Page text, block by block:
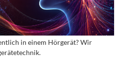
in einem Hörgerät? Wir